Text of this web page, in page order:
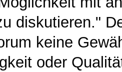
diskutieren."
keine
oder